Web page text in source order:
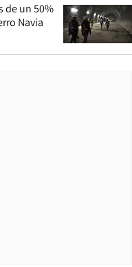
de un 50%
Navia